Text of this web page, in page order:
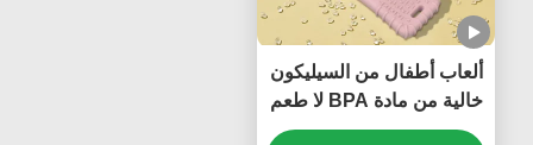
ألعاب أطفال من السيليكون
خالية من مادة BPA لا طعم
لها للمضغ